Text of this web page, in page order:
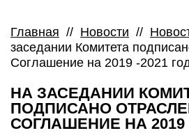
Главная // Новости //
заседании Комитета
Соглашение на 2019 -2021
НА ЗАСЕДАНИИ
ПОДПИСАНО
СОГЛАШЕНИЕ НА 2019